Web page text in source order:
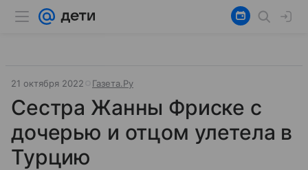
21 октября 2022 Газета.Ру
Сестра Жанны Фриске с
дочерью и отцом улетела в
Турцию